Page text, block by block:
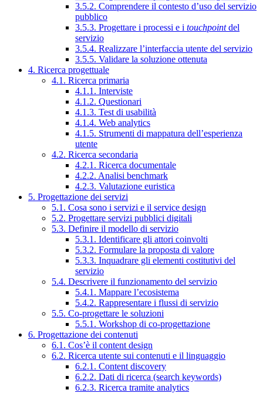
3.5.2. Comprendere il contesto d’uso del servizio
pubblico
3.5.3. Progettare i processi e i touchpointdel
servizio
3.5.4. Realizzare l’interfaccia utente del servizio
3.5.5. Validare la soluzione ottenuta
4. Ricerca progettuale
4.1. Ricerca primaria
4.1.1. Interviste
4.1.2. Questionari
4.1.3. Test di usabilità
4.1.4. Web analytics
4.1.5. Strumenti di mappatura dell’esperienza
utente
4.2. Ricerca secondaria
4.2.1. Ricerca documentale
4.2.2. Analisi benchmark
4.2.3. Valutazione euristica
5. Progettazione dei servizi
5.1. Cosa sono i servizi e il service design
5.2. Progettare servizi pubblici digitali
5.3. Definire il modello di servizio
5.3.1. Identificare gli attori coinvolti
5.3.2. Formulare la proposta di valore
5.3.3. Inquadrare gli elementi costitutivi del
servizio
5.4. Descrivere il funzionamento del servizio
5.4.1. Mappare l’ecosistema
5.4.2. Rappresentare i flussi di servizio
5.5. Co-progettare le soluzioni
5.5.1. Workshop di co-progettazione
6. Progettazione dei contenuti
6.1. Cos’è il content design
6.2. Ricerca utente sui contenuti e il linguaggio
6.2.1. Content discovery
6.2.2. Dati di ricerca (search keywords)
6.2.3. Ricerca tramite analytics